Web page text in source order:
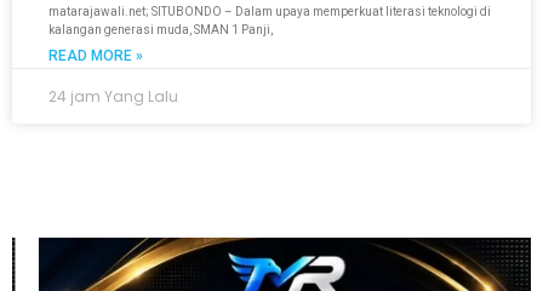
matarajawali.net; SITUBONDO – Dalam upaya memperkuat literasi teknologi di
kalangan generasi muda, SMAN 1 Panji,
READ MORE »
24 jam Yang Lalu